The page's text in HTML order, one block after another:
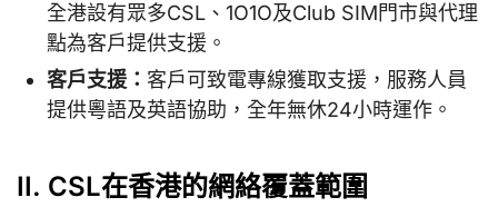
全港設有眾多CSL、1O1O及Club SIM門市與代理
點為客戶提供支援。
客戶支援： 客戶可致電專線獲取支援，服務人員
提供粵語及英語協助，全年無休24小時運作。
II. CSL在香港的網絡覆蓋範圍